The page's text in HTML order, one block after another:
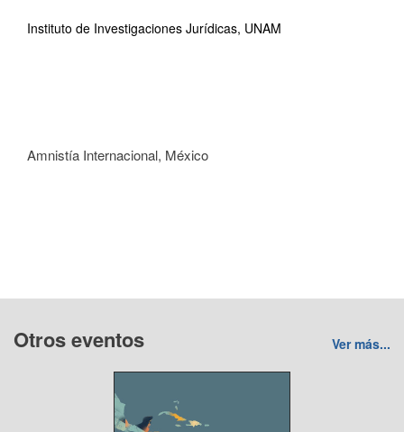
Instituto de Investigaciones Jurídicas, UNAM
Amnistía Internacional, México
Otros eventos Ver más...